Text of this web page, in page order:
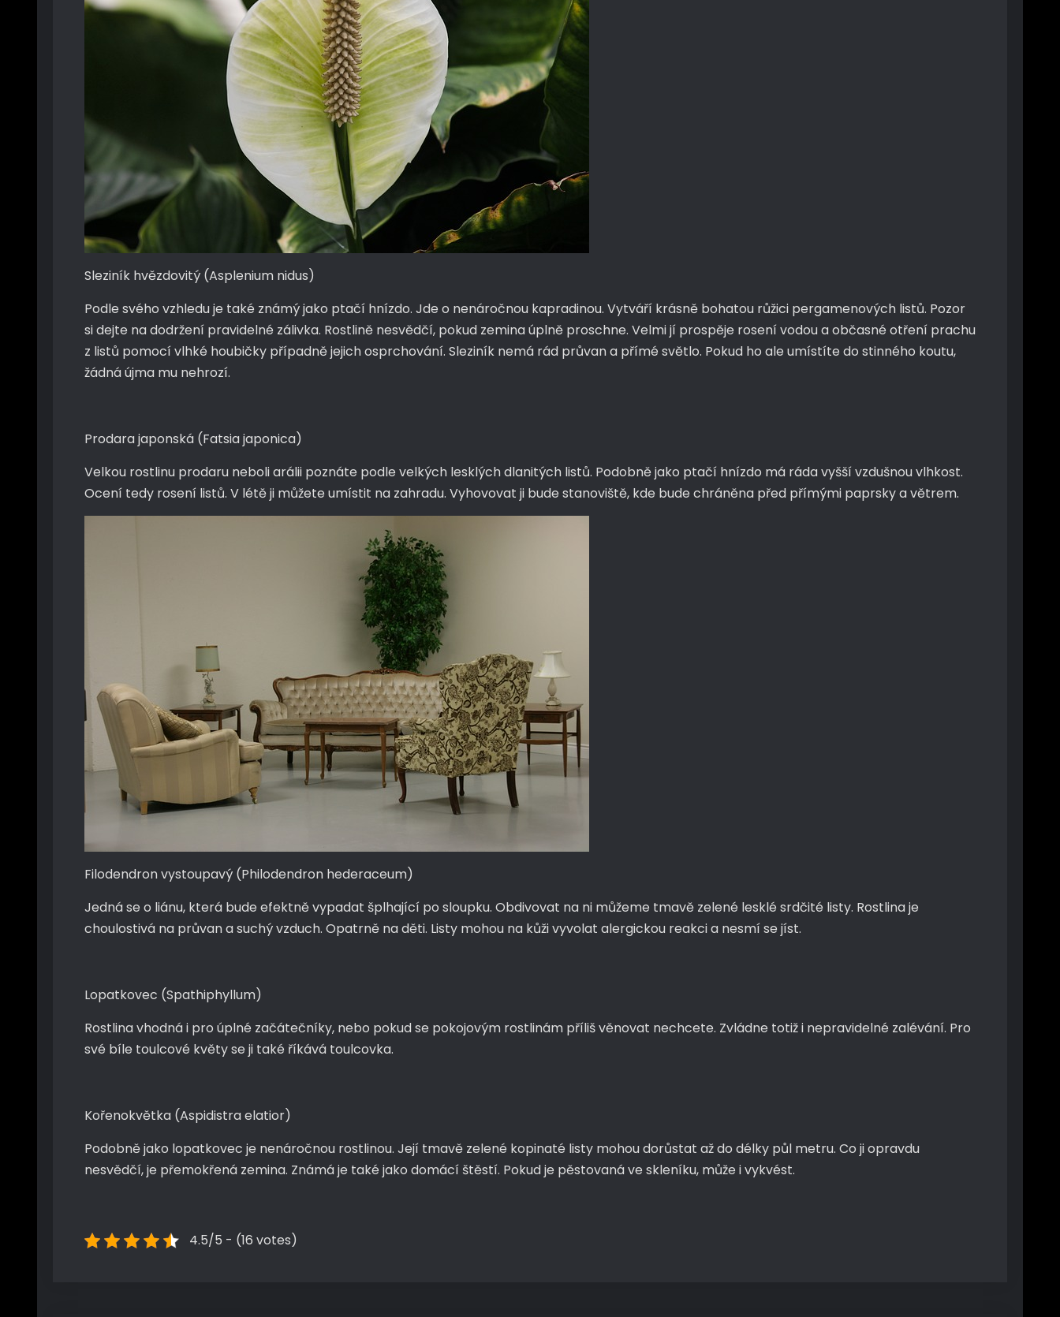
Sleziník hvězdovitý (Asplenium nidus)
Podle svého vzhledu je také známý jako ptačí hnízdo. Jde o nenáročnou kapradinou. Vytváří krásně bohatou růžici pergamenových listů. Pozor
si dejte na dodržení pravidelné zálivka. Rostlině nesvědčí, pokud zemina úplně proschne. Velmi jí prospěje rosení vodou a občasné otření prachu
z listů pomocí vlhké houbičky případně jejich osprchování. Sleziník nemá rád průvan a přímé světlo. Pokud ho ale umístíte do stinného koutu,
žádná újma mu nehrozí.
Prodara japonská (Fatsia japonica)
Velkou rostlinu prodaru neboli arálii poznáte podle velkých lesklých dlanitých listů. Podobně jako ptačí hnízdo má ráda vyšší vzdušnou vlhkost.
Ocení tedy rosení listů. V létě ji můžete umístit na zahradu. Vyhovovat ji bude stanoviště, kde bude chráněna před přímými paprsky a větrem.
Filodendron vystoupavý (Philodendron hederaceum)
Jedná se o liánu, která bude efektně vypadat šplhající po sloupku. Obdivovat na ni můžeme tmavě zelené lesklé srdčité listy. Rostlina je
choulostivá na průvan a suchý vzduch. Opatrně na děti. Listy mohou na kůži vyvolat alergickou reakci a nesmí se jíst.
Lopatkovec (Spathiphyllum)
Rostlina vhodná i pro úplné začátečníky, nebo pokud se pokojovým rostlinám příliš věnovat nechcete. Zvládne totiž i nepravidelné zalévání. Pro
své bíle toulcové květy se ji také říkává toulcovka.
Kořenokvětka (Aspidistra elatior)
Podobně jako lopatkovec je nenáročnou rostlinou. Její tmavě zelené kopinaté listy mohou dorůstat až do délky půl metru. Co ji opravdu
nesvědčí, je přemokřená zemina. Známá je také jako domácí štěstí. Pokud je pěstovaná ve skleníku, může i vykvést.
4.5/5 - (16 votes)